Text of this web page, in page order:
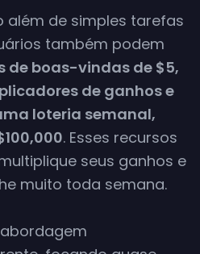
além de simples tarefas
também podem
de boas-vindas de $5,
de ganhos e
loteria semanal,
. Esses recursos
seus ganhos e
muito toda semana.